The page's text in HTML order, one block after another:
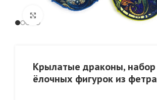
Крылатые драконы, набор
ёлочных фигурок из фетра